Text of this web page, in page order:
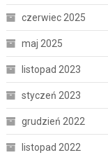
czerwiec 2025
maj 2025
listopad 2023
styczeń 2023
grudzień 2022
listopad 2022